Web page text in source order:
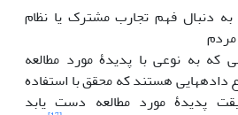
به دنبال فهم تجارب مشترک یا نظام
که به نوعی با پدیدۀ مورد مطالعه
داده­هایی هستند که محقق با استفاده
پدیدۀ مورد مطالعه دست یابد